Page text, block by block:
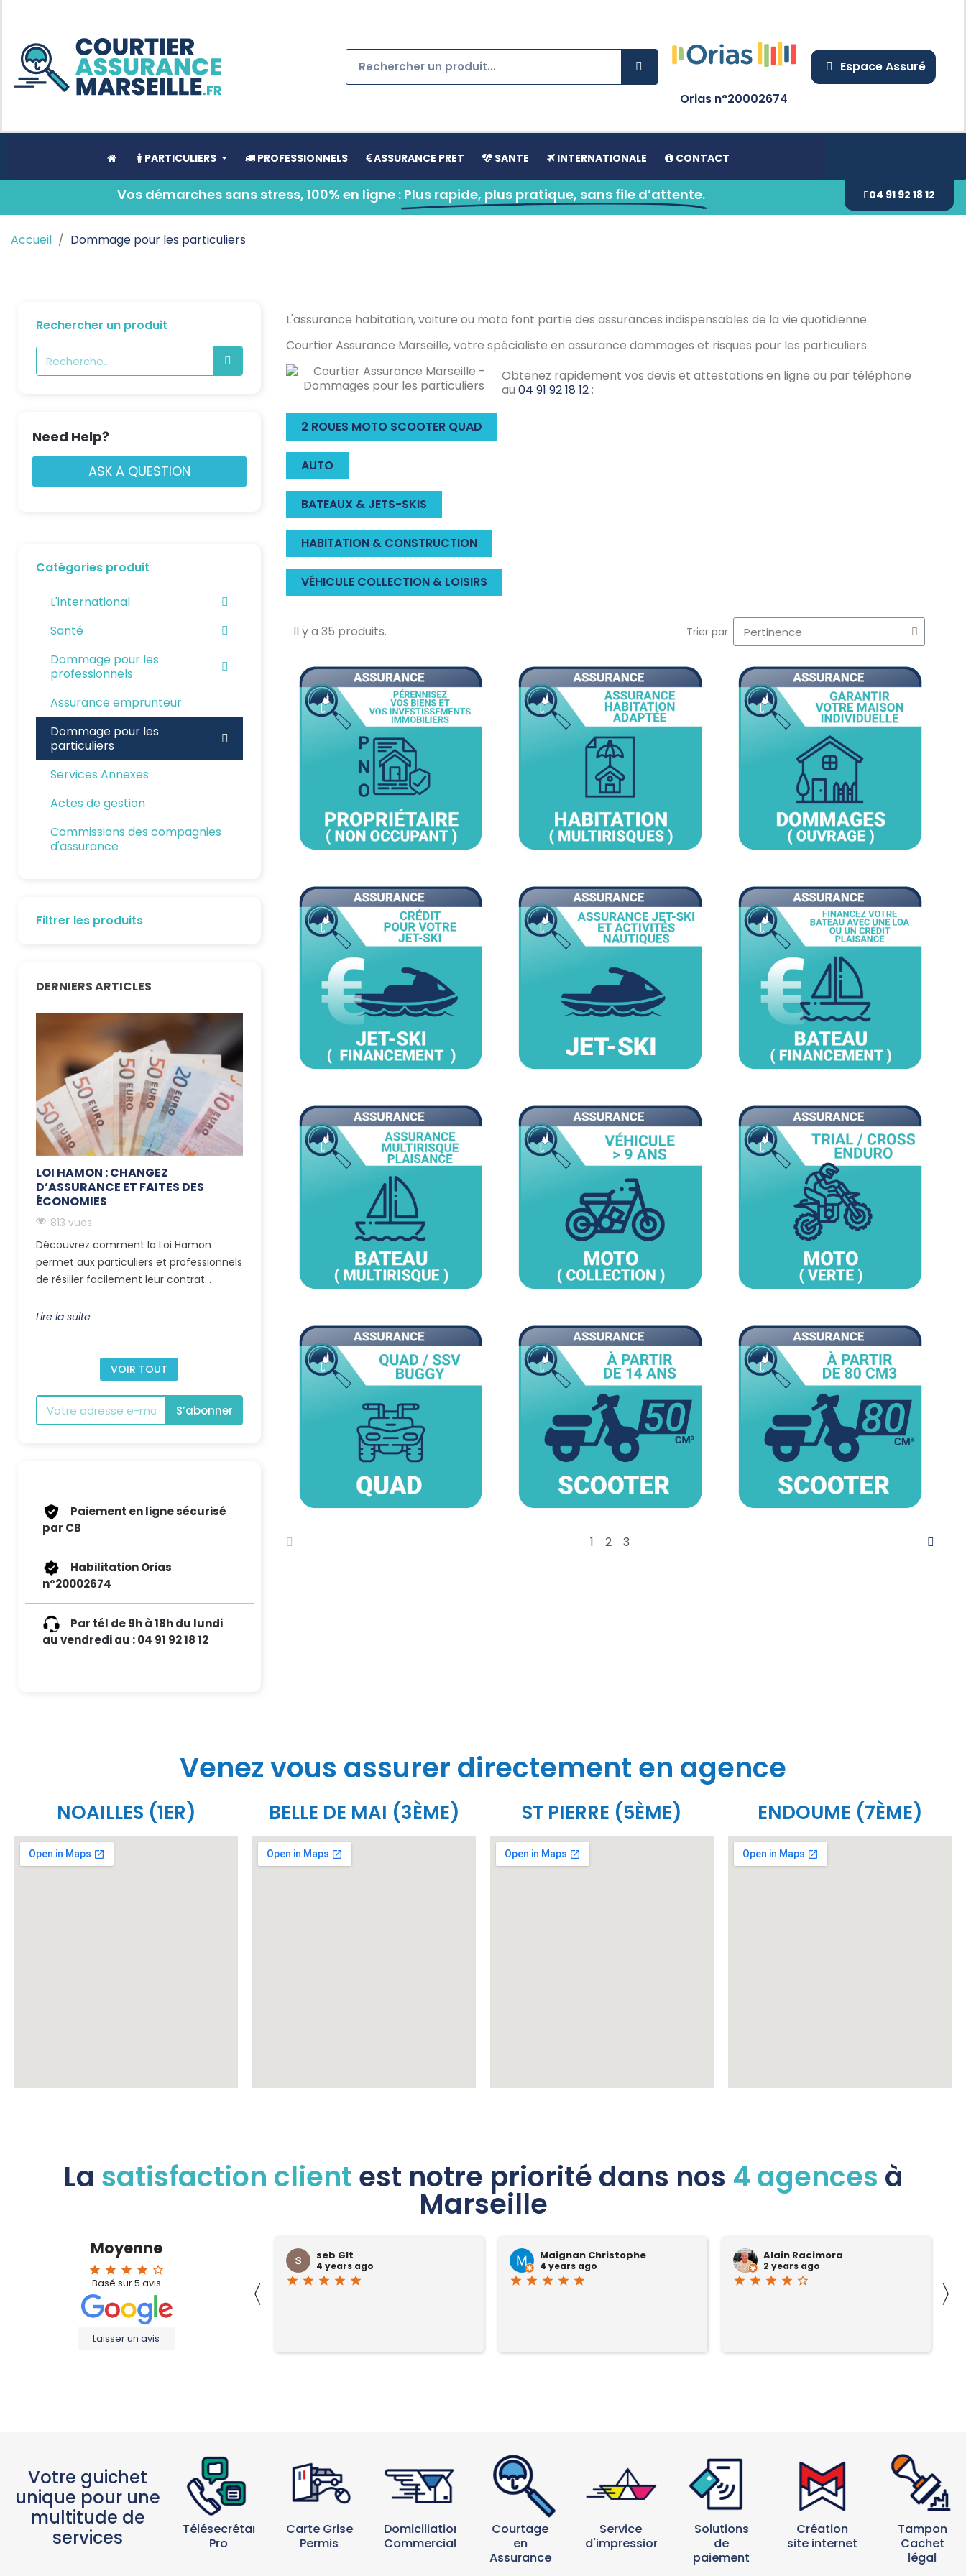
Orias n°20002674
Espace Assuré
PARTICULIERS PROFESSIONNELS ASSURANCE PRET SANTE INTERNATIONALE CONTACT
Vos démarches sans stress, 100% en ligne : Plus rapide, plus pratique, sans file d’attente. 04 91 92 18 12
Accueil Dommage pour les particuliers
Rechercher un produit
Need Help?
ASK A QUESTION
Catégories produit
L'international
Santé
Dommage pour les
professionnels
Assurance emprunteur
Dommage pour les
particuliers
Services Annexes
Actes de gestion
Commissions des compagnies
d'assurance
Filtrer les produits
DERNIERS ARTICLES
LOI HAMON : CHANGEZ
D’ASSURANCE ET FAITES DES
ÉCONOMIES
813 vues
Découvrez comment la Loi Hamon
permet aux particuliers et professionnels
de résilier facilement leur contrat...
Lire la suite
VOIR TOUT
S’abonner
Paiement en ligne sécurisé
par CB
Habilitation Orias
n°20002674
Par tél de 9h à 18h du lundi
au vendredi au : 04 91 92 18 12
L'assurance habitation, voiture ou moto font partie des assurances indispensables de la vie quotidienne.
Courtier Assurance Marseille, votre spécialiste en assurance dommages et risques pour les particuliers.
Obtenez rapidement vos devis et attestations en ligne ou par téléphone
au 04 91 92 18 12:
2 ROUES MOTO SCOOTER QUAD
AUTO
BATEAUX & JETS-SKIS
HABITATION & CONSTRUCTION
VÉHICULE COLLECTION & LOISIRS
Il y a 35 produits. Trier par :
1 2 3
Venez vous assurer directement en agence
NOAILLES (1ER) BELLE DE MAI (3ÈME) ST PIERRE (5ÈME) ENDOUME (7ÈME)
La satisfaction client est notre priorité dans nos 4 agences à
Marseille
Moyenne
star star star star star_border
Basé sur5 avis
Laisser un avis
〈
phobia isaac
2 months ago
star star star_border
seb Glt
4 years ago
star star star star star
Maignan Christophe
4 years ago
star star star star star
Alain Racimora
2 years ago
star star star star star_border 〉
Votre guichet
unique pour une
multitude de
services
Boîte
Postale
Télésecrétariat
Pro
Carte Grise
Permis
Domiciliation
Commerciale
Courtage
en
Assurance
Service
d'impression
Solutions
de
paiement
Création
site internet
Tampon
Cachet
légal